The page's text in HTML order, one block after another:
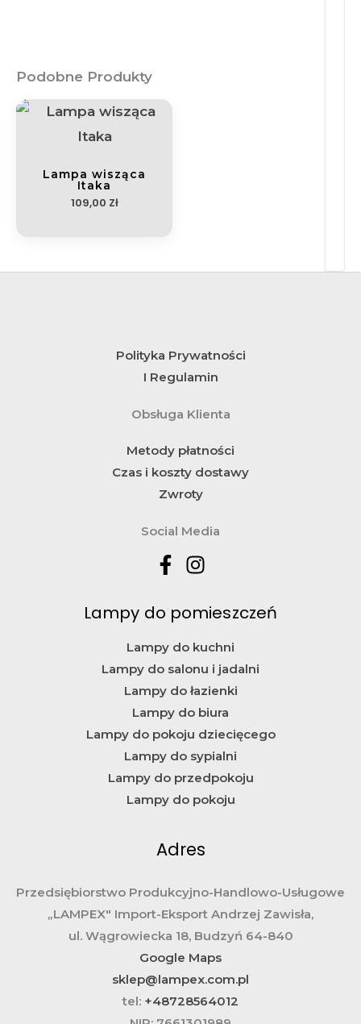
Podobne Produkty
Lampa wisząca
Itaka
109,00 Zł
Polityka Prywatności
I Regulamin
Obsługa Klienta
Metody płatności
Czas i koszty dostawy
Zwroty
Social Media
Lampy do pomieszczeń
Lampy do kuchni
Lampy do salonu i jadalni
Lampy do łazienki
Lampy do biura
Lampy do pokoju dziecięcego
Lampy do sypialni
Lampy do przedpokoju
Lampy do pokoju
Adres
Przedsiębiorstwo Produkcyjno-Handlowo-Usługowe
„LAMPEX" Import-Eksport Andrzej Zawisła,
ul. Wągrowiecka 18, Budzyń 64-840
Google Maps
sklep@lampex.com.pl
tel: +48728564012